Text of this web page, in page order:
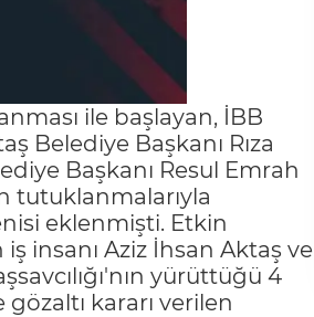
ile başlayan, İBB
Belediye Başkanı Rıza
Başkanı Resul Emrah
tutuklanmalarıyla
eklenmişti. Etkin
insanı Aziz İhsan Aktaş ve
yürüttüğü 4
kararı verilen